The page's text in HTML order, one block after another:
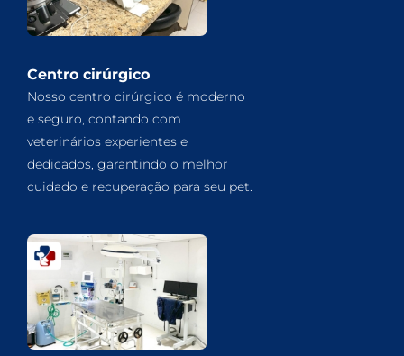
Centro cirúrgico
Nosso centro cirúrgico é moderno
e seguro, contando com
veterinários experientes e
dedicados, garantindo o melhor
cuidado e recuperação para seu pet.